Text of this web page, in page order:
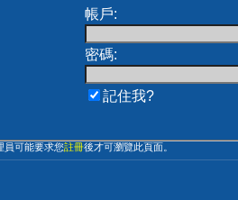
帳戶:
密碼:
記住我?
員可能要求您註冊後才可瀏覽此頁面。